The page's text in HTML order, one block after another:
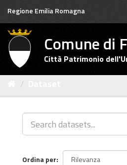
Salta
contenuto
Regione Emilia Romagna
Comune di
Città Patrimonio
Ordina per